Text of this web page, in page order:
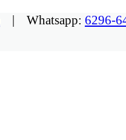
| Whatsapp: 6296-